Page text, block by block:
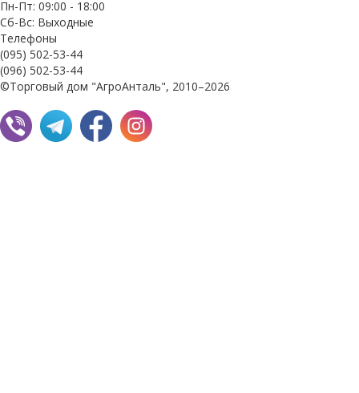
Пн-Пт: 09:00 - 18:00
Сб-Вс: Выходные
Телефоны
(095) 502-53-44
(096) 502-53-44
©Торговый дом "АгроАнталь", 2010–2026